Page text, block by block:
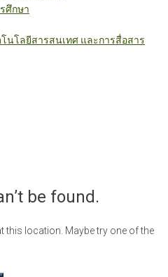
ศึกษา
นโลยีสารสนเทศ และการสื่อสาร
be found.
this location. Maybe try one of the